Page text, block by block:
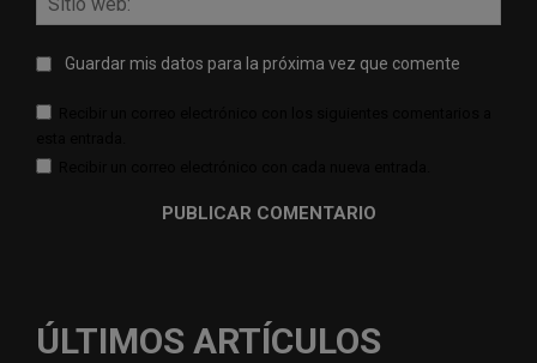
Guardar mis datos para la próxima vez que comente
ÚLTIMOS ARTÍCULOS